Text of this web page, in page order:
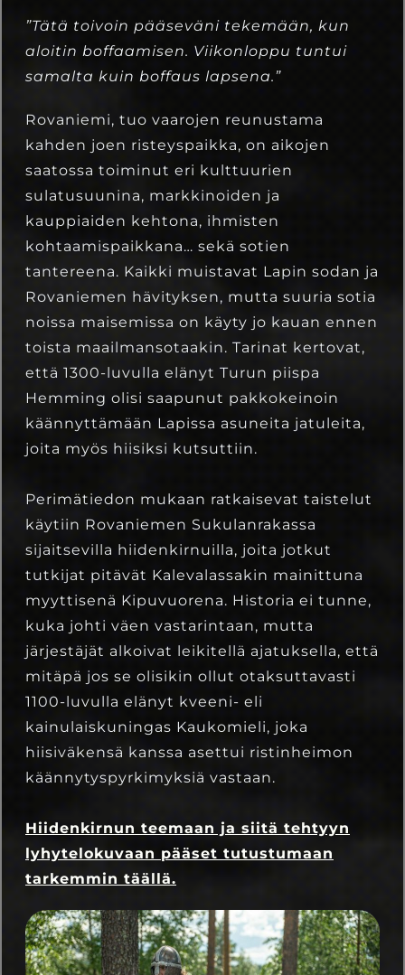
”Tätä toivoin pääseväni tekemään, kun
aloitin boffaamisen. Viikonloppu tuntui
samalta kuin boffaus lapsena.”
Rovaniemi, tuo vaarojen reunustama
kahden joen risteyspaikka, on aikojen
saatossa toiminut eri kulttuurien
sulatusuunina, markkinoiden ja
kauppiaiden kehtona, ihmisten
kohtaamispaikkana… sekä sotien
tantereena. Kaikki muistavat Lapin sodan ja
Rovaniemen hävityksen, mutta suuria sotia
noissa maisemissa on käyty jo kauan ennen
toista maailmansotaakin. Tarinat kertovat,
että 1300-luvulla elänyt Turun piispa
Hemming olisi saapunut pakkokeinoin
käännyttämään Lapissa asuneita jatuleita,
joita myös hiisiksi kutsuttiin.
Perimätiedon mukaan ratkaisevat taistelut
käytiin Rovaniemen Sukulanrakassa
sijaitsevilla hiidenkirnuilla, joita jotkut
tutkijat pitävät Kalevalassakin mainittuna
myyttisenä Kipuvuorena. Historia ei tunne,
kuka johti väen vastarintaan, mutta
järjestäjät alkoivat leikitellä ajatuksella, että
mitäpä jos se olisikin ollut otaksuttavasti
1100-luvulla elänyt kveeni- eli
kainulaiskuningas Kaukomieli, joka
hiisiväkensä kanssa asettui ristinheimon
käännytyspyrkimyksiä vastaan.
Hiidenkirnun teemaan ja siitä tehtyyn
lyhytelokuvaan pääset tutustumaan
tarkemmin täällä.